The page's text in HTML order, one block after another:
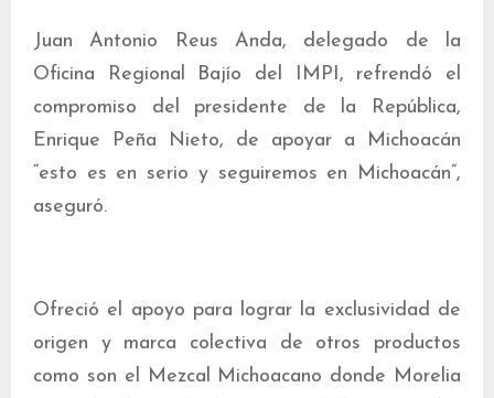
Juan Antonio Reus Anda, delegado de la
Oficina Regional Bajío del IMPI, refrendó el
compromiso del presidente de la República,
Enrique Peña Nieto, de apoyar a Michoacán
“esto es en serio y seguiremos en Michoacán”,
aseguró.
Ofreció el apoyo para lograr la exclusividad de
origen y marca colectiva de otros productos
como son el Mezcal Michoacano donde Morelia